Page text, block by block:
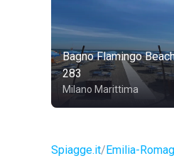
Bagno Flamingo
283
Milano Marittima
Spiagge.it Emilia-